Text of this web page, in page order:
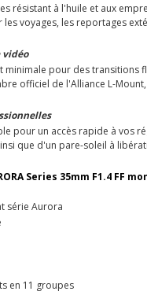
résistant à l'huile et aux
voyages, les reportages
vidéo
pour des transitions
officiel de l'Alliance L-
pour un accès rapide à vos
que d'un pare-soleil à
Series 35mm F1.4 FF
série Aurora
en 11 groupes